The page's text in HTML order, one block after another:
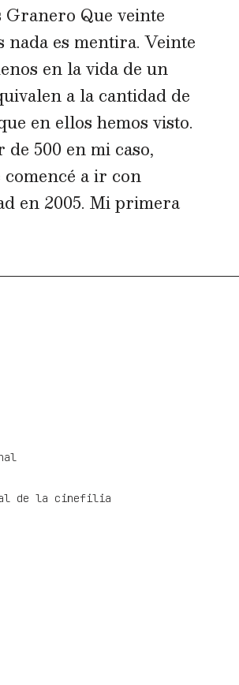
Granero Que veinte
nada es mentira. Veinte
en la vida de un
a la cantidad de
en ellos hemos visto.
500 en mi caso,
comencé a ir con
en 2005. Mi primera
de la cinefilia